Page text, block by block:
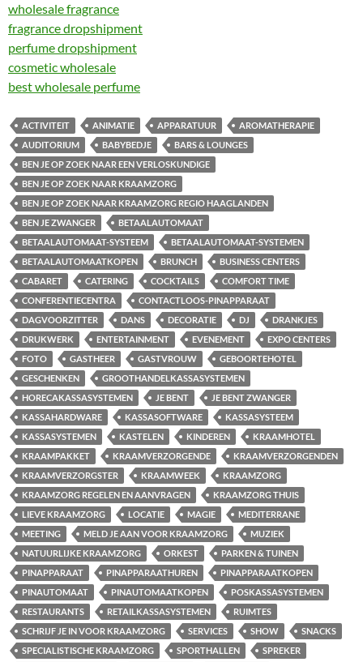
wholesale fragrance
fragrance dropshipment
perfume dropshipment
cosmetic wholesale
best wholesale perfume
ACTIVITEIT ANIMATIE APPARATUUR
AROMATHERAPIE
AUDITORIUM
BABYBEDJE
BARS & LOUNGES
BEN JE OP ZOEK NAAR EEN VERLOSKUNDIGE
BEN JE OP ZOEK NAAR KRAAMZORG
BEN JE OP ZOEK NAAR KRAAMZORG REGIO HAAGLANDEN
BEN JE ZWANGER
BETAALAUTOMAAT
BETAALAUTOMAAT-SYSTEEM
BETAALAUTOMAAT-SYSTEMEN
BETAALAUTOMAATKOPEN
BRUNCH
BUSINESS CENTERS
CABARET
CATERING COCKTAILS
COMFORT TIME
CONFERENTIECENTRA
CONTACTLOOS-PINAPPARAAT
DAGVOORZITTER
DANS DECORATIE DJ
DRANKJES
DRUKWERK
ENTERTAINMENT EVENEMENT
EXPO CENTERS
FOTO
GASTHEER GASTVROUW
GEBOORTEHOTEL
GESCHENKEN
GROOTHANDELKASSASYSTEMEN
HORECAKASSASYSTEMEN
JE BENT
JE BENT ZWANGER
KASSAHARDWARE
KASSASOFTWARE
KASSASYSTEEM
KASSASYSTEMEN
KASTELEN KINDEREN
KRAAMHOTEL
KRAAMPAKKET
KRAAMVERZORGENDE
KRAAMVERZORGENDEN
KRAAMVERZORGSTER
KRAAMWEEK
KRAAMZORG
KRAAMZORG REGELEN EN AANVRAGEN
KRAAMZORG THUIS
LIEVE KRAAMZORG
LOCATIE MAGIE
MEDITERRANE
MEETING
MELD JE AAN VOOR KRAAMZORG
MUZIEK
NATUURLIJKE KRAAMZORG
ORKEST
PARKEN & TUINEN
PINAPPARAAT
PINAPPARAATHUREN
PINAPPARAATKOPEN
PINAUTOMAAT
PINAUTOMAATKOPEN
POSKASSASYSTEMEN
RESTAURANTS
RETAILKASSASYSTEMEN
RUIMTES
SCHRIJF JE IN VOOR KRAAMZORG
SERVICES SHOW
SNACKS
SPECIALISTISCHE KRAAMZORG
SPORTHALLEN
SPREKER